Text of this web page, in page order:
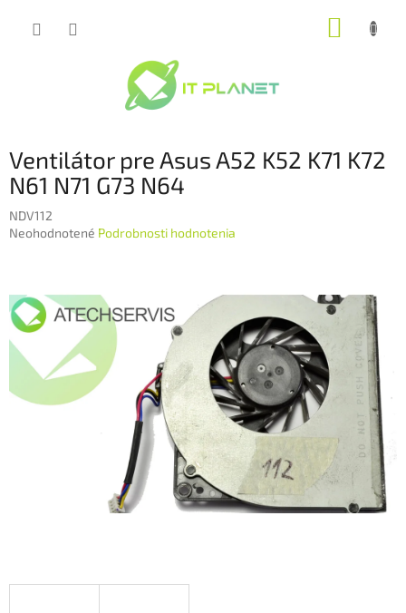
Ventilátor pre Asus A52 K52 K71 K72
N61 N71 G73 N64
NDV112
Priemerné
0,0
z
hviezdičiek.
Neohodnotené Podrobnosti hodnotenia